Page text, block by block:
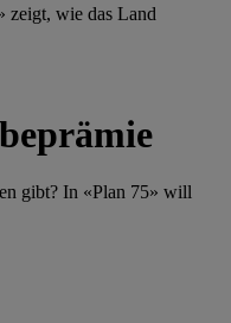
zeigt, wie das Land
gibt? In «Plan 75» will